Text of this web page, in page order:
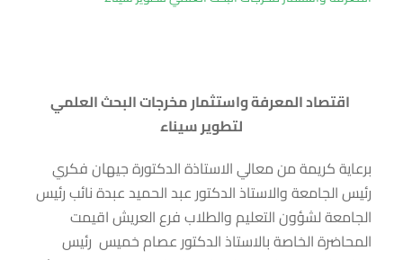
اقتصاد المعرفة واستثمار مخرجات البحث العلمي
لتطوير سيناء
برعاية كريمة من معالي الاستاذة الدكتورة جيهان فكري
رئيس الجامعة والاستاذ الدكتور عبد الحميد عبدة نائب رئيس
الجامعة لشؤون التعليم والطلاب فرع العريش اقيمت
المحاضرة الخاصة بالاستاذ الدكتور عصام خميس رئيس